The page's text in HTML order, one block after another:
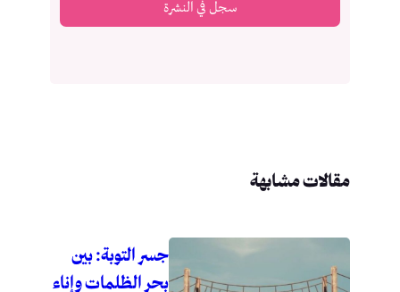
سجل في النشرة
مقالات مشابهة
جسر التوبة: بين
بحر الظلمات وإناء